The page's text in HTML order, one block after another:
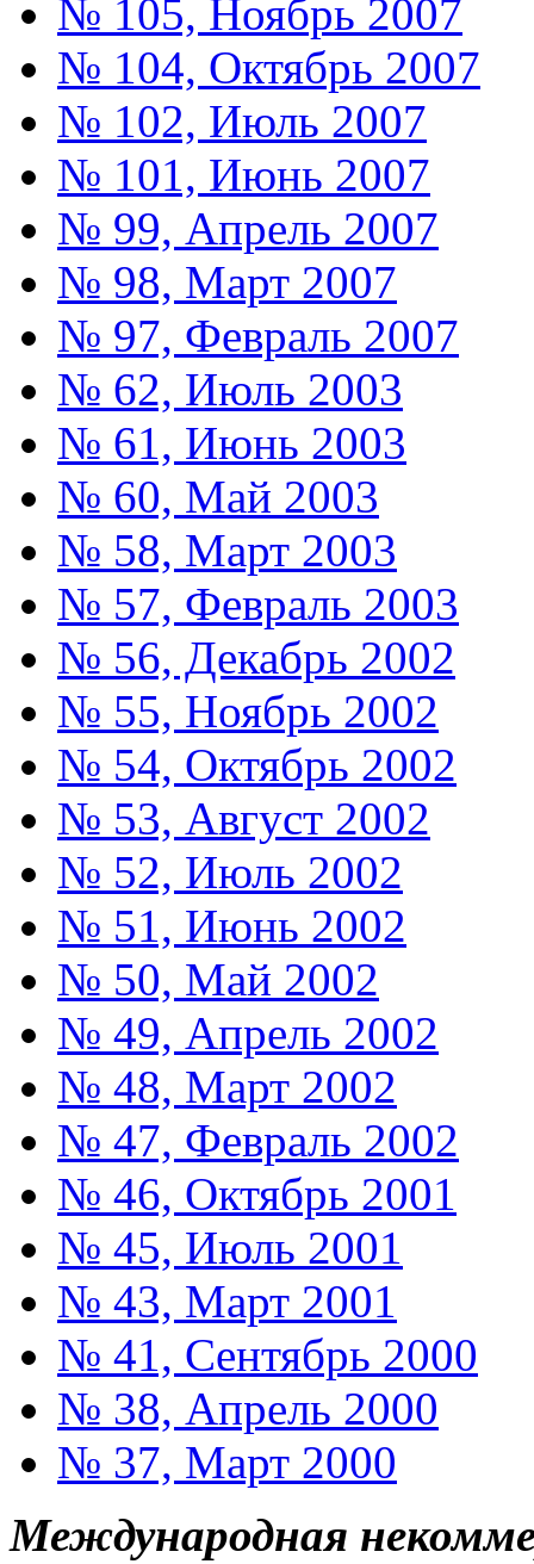
№ 105, Ноябрь 2007
№ 104, Октябрь 2007
№ 102, Июль 2007
№ 101, Июнь 2007
№ 99, Апрель 2007
№ 98, Март 2007
№ 97, Февраль 2007
№ 62, Июль 2003
№ 61, Июнь 2003
№ 60, Май 2003
№ 58, Март 2003
№ 57, Февраль 2003
№ 56, Декабрь 2002
№ 55, Ноябрь 2002
№ 54, Октябрь 2002
№ 53, Август 2002
№ 52, Июль 2002
№ 51, Июнь 2002
№ 50, Май 2002
№ 49, Апрель 2002
№ 48, Март 2002
№ 47, Февраль 2002
№ 46, Октябрь 2001
№ 45, Июль 2001
№ 43, Март 2001
№ 41, Сентябрь 2000
№ 38, Апрель 2000
№ 37, Март 2000
Международная